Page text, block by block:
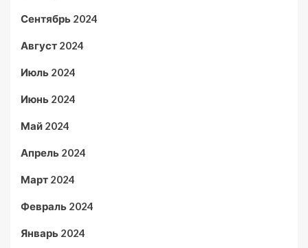
Сентябрь 2024
Август 2024
Июль 2024
Июнь 2024
Май 2024
Апрель 2024
Март 2024
Февраль 2024
Январь 2024